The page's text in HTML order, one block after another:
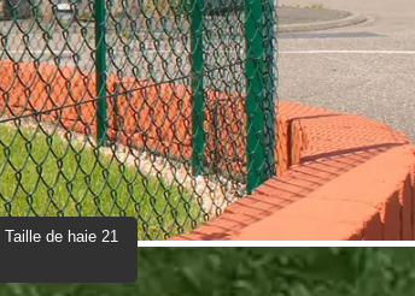
Taille de haie 21